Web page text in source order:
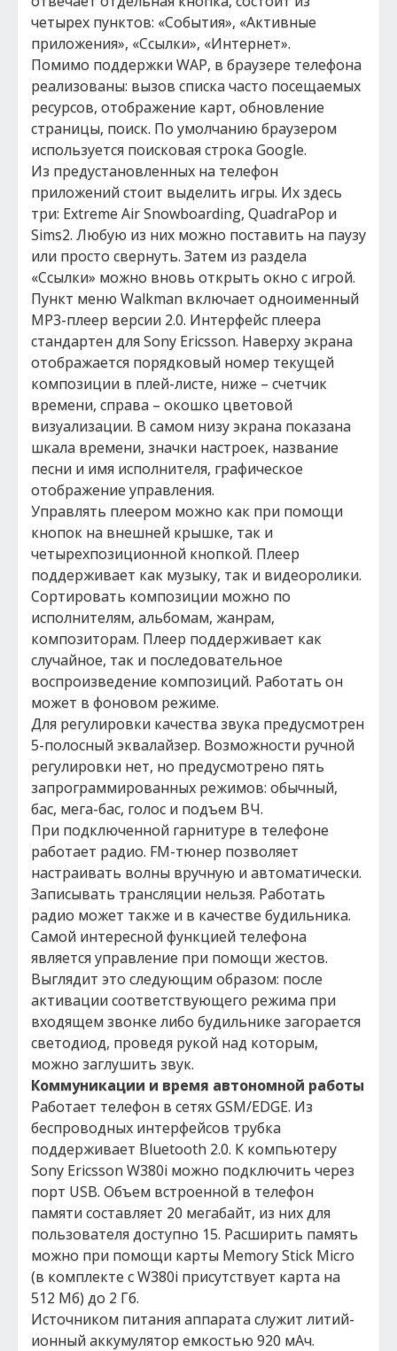
четырех пунктов: «События», «Активные
приложения», «Ссылки», «Интернет».
Помимо поддержки WAP, в браузере телефона
реализованы: вызов списка часто посещаемых
ресурсов, отображение карт, обновление
страницы, поиск. По умолчанию браузером
используется поисковая строка Google.
Из предустановленных на телефон
приложений стоит выделить игры. Их здесь
три: Extreme Air Snowboarding, QuadraPop и
Sims2. Любую из них можно поставить на паузу
или просто свернуть. Затем из раздела
«Ссылки» можно вновь открыть окно с игрой.
Пункт меню Walkman включает одноименный
MP3-плеер версии 2.0. Интерфейс плеера
стандартен для Sony Ericsson. Наверху экрана
отображается порядковый номер текущей
композиции в плей-листе, ниже – счетчик
времени, справа – окошко цветовой
визуализации. В самом низу экрана показана
шкала времени, значки настроек, название
песни и имя исполнителя, графическое
отображение управления.
Управлять плеером можно как при помощи
кнопок на внешней крышке, так и
четырехпозиционной кнопкой. Плеер
поддерживает как музыку, так и видеоролики.
Сортировать композиции можно по
исполнителям, альбомам, жанрам,
композиторам. Плеер поддерживает как
случайное, так и последовательное
воспроизведение композиций. Работать он
может в фоновом режиме.
Для регулировки качества звука предусмотрен
5-полосный эквалайзер. Возможности ручной
регулировки нет, но предусмотрено пять
запрограммированных режимов: обычный,
бас, мега-бас, голос и подъем ВЧ.
При подключенной гарнитуре в телефоне
работает радио. FM-тюнер позволяет
настраивать волны вручную и автоматически.
Записывать трансляции нельзя. Работать
радио может также и в качестве будильника.
Самой интересной функцией телефона
является управление при помощи жестов.
Выглядит это следующим образом: после
активации соответствующего режима при
входящем звонке либо будильнике загорается
светодиод, проведя рукой над которым,
можно заглушить звук.
Коммуникации и время автономной работы
Работает телефон в сетях GSM/EDGE. Из
беспроводных интерфейсов трубка
поддерживает Bluetooth 2.0. К компьютеру
Sony Ericsson W380i можно подключить через
порт USB. Объем встроенной в телефон
памяти составляет 20 мегабайт, из них для
пользователя доступно 15. Расширить память
можно при помощи карты Memory Stick Micro
(в комплекте с W380i присутствует карта на
512 Мб) до 2 Гб.
Источником питания аппарата служит литий-
ионный аккумулятор емкостью 920 мАч.